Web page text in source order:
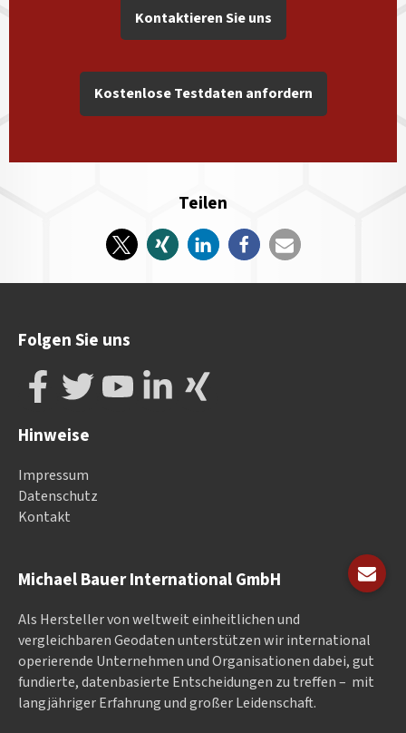
Kontaktieren Sie uns
Kostenlose Testdaten anfordern
Teilen
Michael Bauer International GmbH
Als Hersteller von weltweit einheitlichen und
vergleichbaren Geodaten un­ter­stüt­zen wir in­ter­na­tional
ope­rieren­de Un­ter­neh­men und Or­ga­nisa­tionen dabei, gut
fundierte, datenbasierte Entscheidungen zu treffen – mit
langjähriger Erfahrung und großer Leidenschaft.
Folgen Sie uns
Hinweise
Impressum
Datenschutz
Kontakt